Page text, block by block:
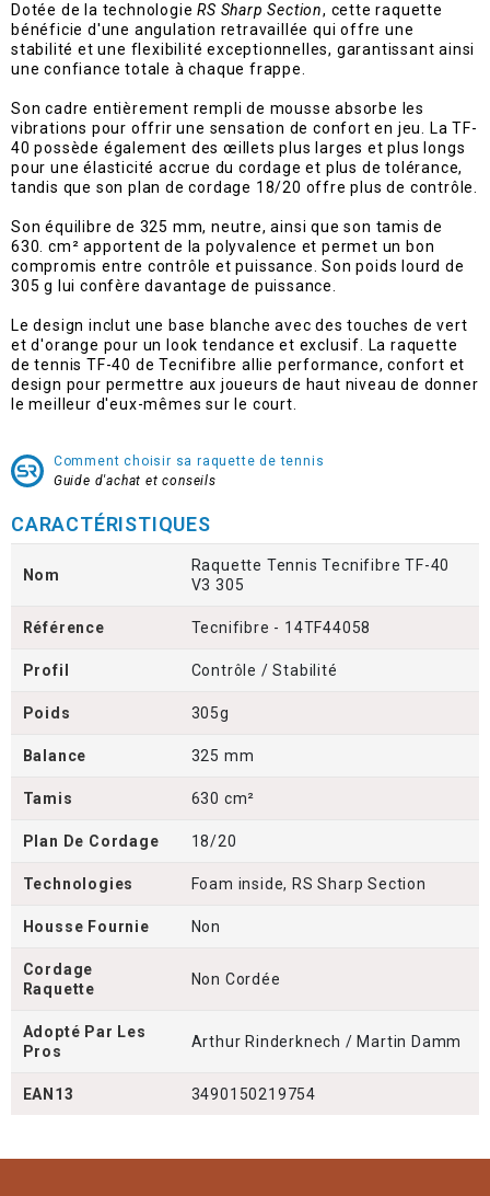
Dotée de la technologieRS Sharp Section, cette raquette
bénéficie d'une angulation retravaillée qui offre une
stabilité et une flexibilité exceptionnelles, garantissant ainsi
une confiance totale à chaque frappe.
Son cadre entièrement rempli de mousse absorbe les
vibrations pour offrir une sensation de confort en jeu. La TF-
40 possède également des œillets plus larges et plus longs
pour une élasticité accrue du cordage et plus de tolérance,
tandis que son plan de cordage 18/20 offre plus de contrôle.
Son équilibre de 325 mm, neutre, ainsi que son tamis de
630. cm² apportent de la polyvalence et permet un bon
compromis entre contrôle et puissance. Son poids lourd de
305 g lui confère davantage de puissance.
Le design inclut une base blanche avec des touches de vert
et d'orange pour un look tendance et exclusif. La raquette
de tennis TF-40 de Tecnifibre allie performance, confort et
design pour permettre aux joueurs de haut niveau de donner
le meilleur d'eux-mêmes sur le court.
Comment choisir sa raquette de tennis
Guide d'achat et conseils
CARACTÉRISTIQUES
Nom
Raquette Tennis Tecnifibre TF-40
V3 305
Référence Tecnifibre - 14TF44058
Profil Contrôle / Stabilité
Poids 305g
Balance 325 mm
Tamis 630 cm²
Plan De Cordage 18/20
Technologies Foam inside, RS Sharp Section
Housse Fournie Non
Cordage
Raquette
Non Cordée
Adopté Par Les
Pros
Arthur Rinderknech / Martin Damm
EAN13 3490150219754